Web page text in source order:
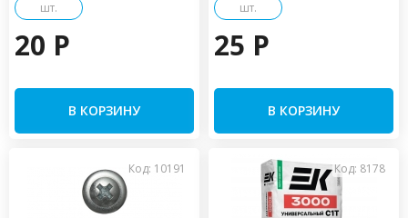
шт.
20 P
В КОРЗИНУ
шт.
25 P
В КОРЗИНУ
Код: 10191 Код: 8178